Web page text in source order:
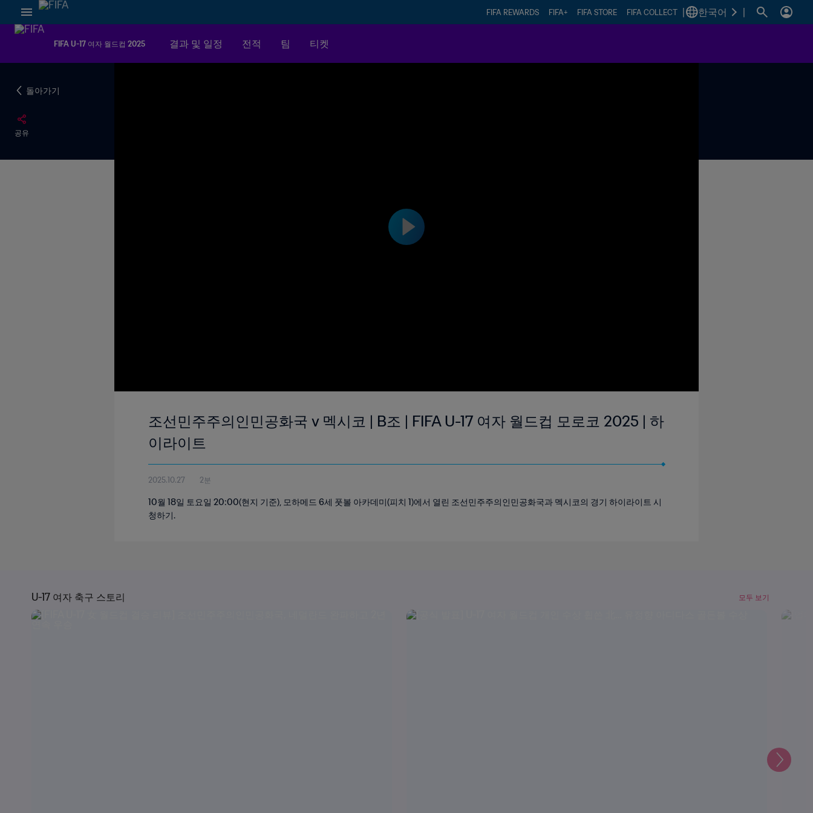
FIFA REWARDS FIFA+ FIFA STORE FIFA COLLECT 한국어
FIFA U-17 여자 월드컵 2025 결과 및 일정 전적 팀 티켓
돌아가기
공유
조선민주주의인민공화국 v 멕시코 | B조 | FIFA U-17 여자 월드컵 모로코 2025 | 하
이라이트
2025.10.27 2분
10월 18일 토요일 20:00(현지 기준), 모하메드 6세 풋볼 아카데미(피치 1)에서 열린 조선민주주의인민공화국과 멕시코의 경기 하이라이트 시
청하기.
U-17 여자 축구 스토리 모두 보기
다
음